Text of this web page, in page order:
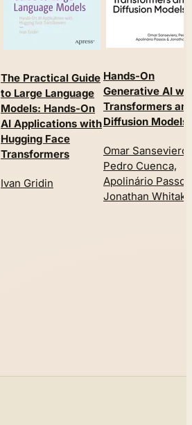
The Practical Guide
to Large Language
Models: Hands-On
AI Applications with
Hugging Face
Transformers
Ivan Gridin
Hands-On
Generative AI
Transformers
Diffusion Models
Omar Sanseviero,
Pedro Cuenca,
Apolinário
Jonathan